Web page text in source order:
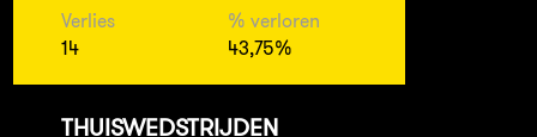
Verlies
14
% verloren
43,75%
THUISWEDSTRIJDEN